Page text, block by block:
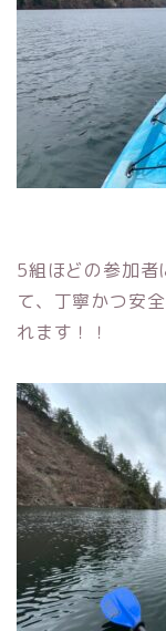
5組ほどの参加者
て、丁寧かつ安
れます！！